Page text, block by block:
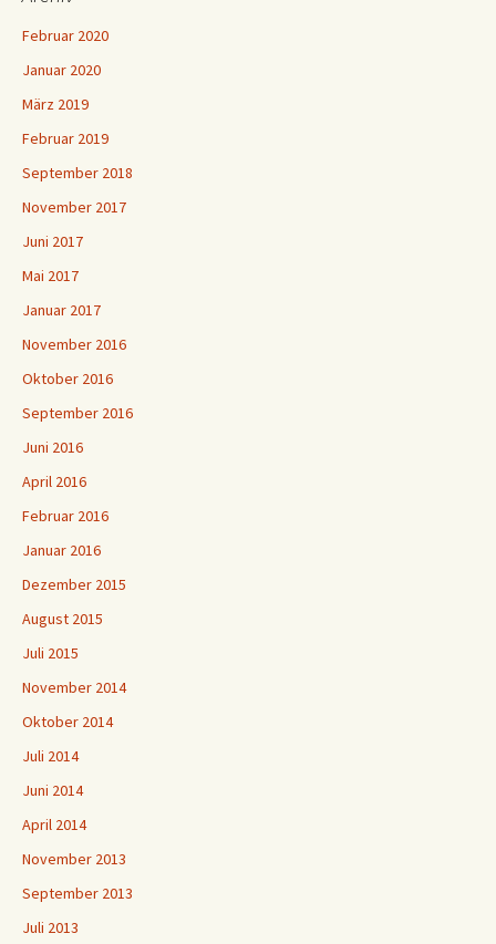
Februar 2020
Januar 2020
März 2019
Februar 2019
September 2018
November 2017
Juni 2017
Mai 2017
Januar 2017
November 2016
Oktober 2016
September 2016
Juni 2016
April 2016
Februar 2016
Januar 2016
Dezember 2015
August 2015
Juli 2015
November 2014
Oktober 2014
Juli 2014
Juni 2014
April 2014
November 2013
September 2013
Juli 2013